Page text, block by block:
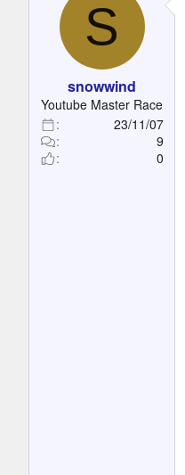
S
snowwind
Youtube Master Race
23/11/07
9
0